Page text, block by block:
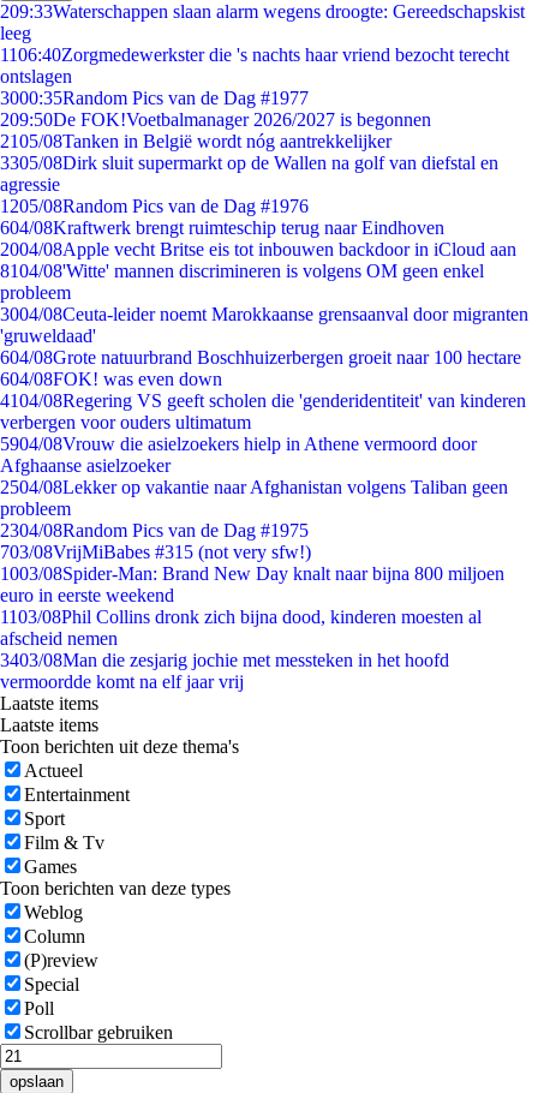
209:33Waterschappen slaan alarm wegens droogte: Gereedschapskist
leeg
1106:40Zorgmedewerkster die 's nachts haar vriend bezocht terecht
ontslagen
3000:35Random Pics van de Dag #1977
209:50De FOK!Voetbalmanager 2026/2027 is begonnen
2105/08Tanken in België wordt nóg aantrekkelijker
3305/08Dirk sluit supermarkt op de Wallen na golf van diefstal en
agressie
1205/08Random Pics van de Dag #1976
604/08Kraftwerk brengt ruimteschip terug naar Eindhoven
2004/08Apple vecht Britse eis tot inbouwen backdoor in iCloud aan
8104/08'Witte' mannen discrimineren is volgens OM geen enkel
probleem
3004/08Ceuta-leider noemt Marokkaanse grensaanval door migranten
'gruweldaad'
604/08Grote natuurbrand Boschhuizerbergen groeit naar 100 hectare
604/08FOK! was even down
4104/08Regering VS geeft scholen die 'genderidentiteit' van kinderen
verbergen voor ouders ultimatum
5904/08Vrouw die asielzoekers hielp in Athene vermoord door
Afghaanse asielzoeker
2504/08Lekker op vakantie naar Afghanistan volgens Taliban geen
probleem
2304/08Random Pics van de Dag #1975
703/08VrijMiBabes #315 (not very sfw!)
1003/08Spider-Man: Brand New Day knalt naar bijna 800 miljoen
euro in eerste weekend
1103/08Phil Collins dronk zich bijna dood, kinderen moesten al
afscheid nemen
3403/08Man die zesjarig jochie met messteken in het hoofd
vermoordde komt na elf jaar vrij
Laatste items
Laatste items
Toon berichten uit deze thema's
Actueel
Entertainment
Sport
Film & Tv
Games
Toon berichten van deze types
Weblog
Column
(P)review
Special
Poll
Scrollbar gebruiken
opslaan